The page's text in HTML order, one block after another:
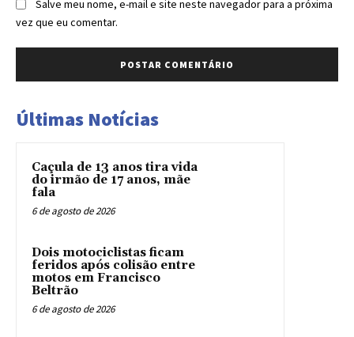
Salve meu nome, e-mail e site neste navegador para a próxima
vez que eu comentar.
Últimas Notícias
Caçula de 13 anos tira vida
do irmão de 17 anos, mãe
fala
6 de agosto de 2026
Dois motociclistas ficam
feridos após colisão entre
motos em Francisco
Beltrão
6 de agosto de 2026